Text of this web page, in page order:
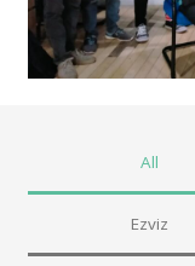
All
Ezviz